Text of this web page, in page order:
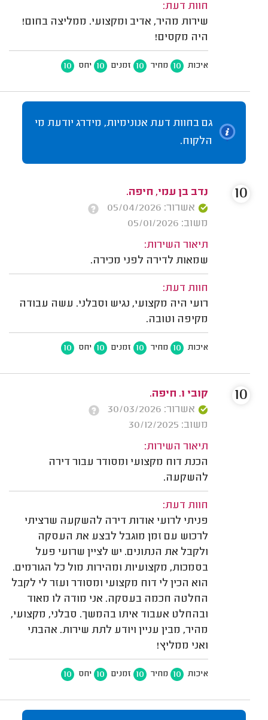
חוות דעת:
שירות מהיר, אדיב ומקצועי. ממליצה בחום!
היה מקסים!
איכות 10 מחיר 10 זמנים 10 יחס 10
גם בחוות דעת אנונימיות, מידרג יודעת מי
הלקוח.
נדב בן עמי, חיפה.
אשרור: 05/04/2026
משוב: 05/01/2026
תיאור השירות:
שמאות לדירה לפני מכירה.
חוות דעת:
רועי היה מקצועי, נגיש וסבלני. עשה עבודה
מקיפה וטובה.
איכות 10 מחיר 10 זמנים 10 יחס 10
10
קובי ו. חיפה.
אשרור: 30/03/2026
משוב: 30/12/2025
תיאור השירות:
הכנת דוח מקצועי ומסודר עבור דירה
להשקעה.
חוות דעת:
פניתי לרועי אודות דירה להשקעה שרציתי
לרכוש עם זמן מוגבל לבצע את העסקה
ולקבל את הנתונים. יש לציין שרועי פעל
בסמכות, מקצועיות ומהירות מול כל הגורמים.
הוא הכין לי דוח מקצועי ומסודר ועזר לי לקבל
החלטה חכמה בעסקה. אני מודה לו מאוד
ובהחלט אעבוד איתו בהמשך. סבלני, מקצועי,
מהיר, מבין עניין ויודע לתת שירות. אהבתי
ואני ממליץ!
איכות 10 מחיר 10 זמנים 10 יחס 10
10